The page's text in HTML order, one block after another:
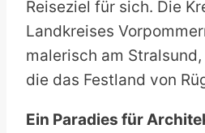
Reiseziel für sich. Die
Landkreises
malerisch am
die das Festland von
Ein Paradies für